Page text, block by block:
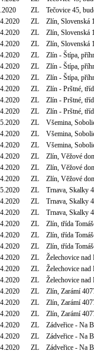
ZL
Tečovice 45,
ZL
Zlín, Slovenská
ZL
Zlín, Slovenská
ZL
Zlín, Slovenská
ZL
Zlín - Štípa,
ZL
Zlín - Štípa,
ZL
Zlín - Štípa,
ZL
Zlín - Prštné,
ZL
Zlín - Prštné,
ZL
Zlín - Prštné,
ZL
Všemina,
ZL
Všemina,
ZL
Všemina,
ZL
Zlín, Věžové
ZL
Zlín, Věžové
ZL
Zlín, Věžové
ZL
Trnava, Skalky
ZL
Trnava, Skalky
ZL
Trnava, Skalky
ZL
Zlín, třída
ZL
Zlín, třída
ZL
Zlín, třída
ZL
Želechovice
ZL
Želechovice
ZL
Želechovice
ZL
Zlín, Zarámí
ZL
Zlín, Zarámí
ZL
Zlín, Zarámí
ZL
Zádveřice - Na
ZL
Zádveřice - Na
ZL
Zádveřice - Na